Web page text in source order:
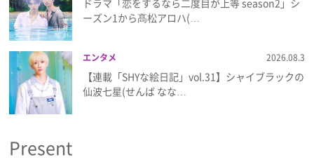
Emo!miuとは？
免責事項
プライバシーポリシー
利用規約
ドラマ「恋をするなら二度目が上等 season2」シ
ーズン1から髙松アロハ(…
エンタメ 2026.08.3
【連載「SHYな絵日記」vol.31】シャイブラックの
仙波七星(せんば なな…
Present